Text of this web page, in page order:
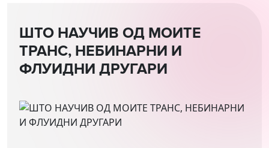
ШТО НАУЧИВ ОД МОИТЕ
ТРАНС, НЕБИНАРНИ И
ФЛУИДНИ ДРУГАРИ